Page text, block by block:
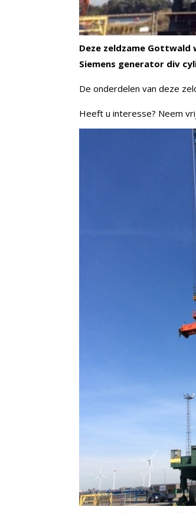
Deze zeldzame
Siemens generator div
De onderdelen van deze
Heeft u interesse? Neem